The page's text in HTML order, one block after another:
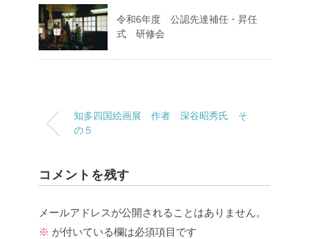
令和6年度 公認先達補任・昇任
式 研修会
知多四国絵画展 作者 深谷昭秀氏 そ
の５
コメントを残す
メールアドレスが公開されることはありません。
※ が付いている欄は必須項目です